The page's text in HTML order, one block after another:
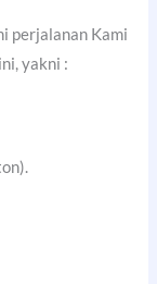
perjalanan Kami
yakni :